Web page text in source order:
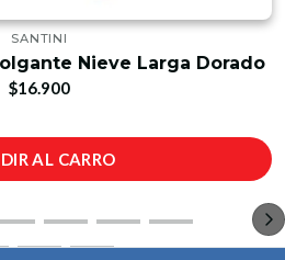
SANTINI
Nieve Larga Dorado
$16.900
AL CARRO